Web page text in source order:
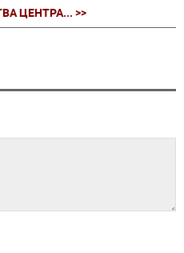
ЦЕНТРА... >>